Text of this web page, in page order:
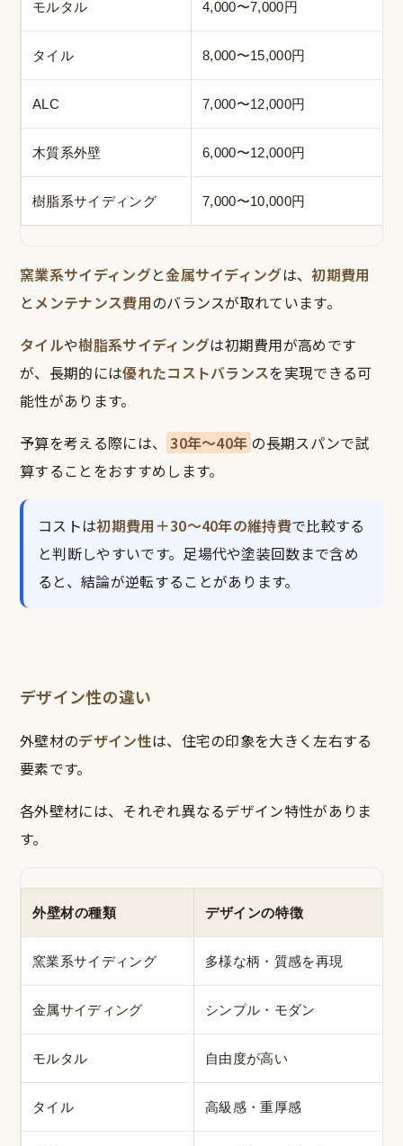
モルタル 4,000〜7,000円
タイル 8,000〜15,000円
ALC 7,000〜12,000円
木質系外壁 6,000〜12,000円
樹脂系サイディング 7,000〜10,000円
窯業系サイディングと金属サイディングは、初期費用
と メンテナンス費用のバランスが取れています。
タイルや樹脂系サイディングは初期費用が高めです
が、長期的には優れたコストバランスを実現できる可
能性があります。
予算を考える際には、
30年〜40年 の長期スパンで試
算することをおすすめします。
コストは初期費用＋30〜40年の維持費で比較する
と判断しやすいです。足場代や塗装回数まで含め
ると、結論が逆転することがあります。
デザイン性の違い
外壁材のデザイン性は、住宅の印象を大きく左右する
要素です。
各外壁材には、それぞれ異なるデザイン特性がありま
す。
外壁材の種類 デザインの特徴
窯業系サイディング 多様な柄・質感を再現
金属サイディング シンプル・モダン
モルタル 自由度が高い
タイル 高級感・重厚感